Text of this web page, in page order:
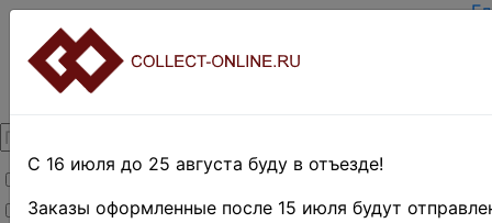
Товары со скидкой
Товары в наличии
С 16 июля до 25 августа буду в отъезде!
Заказы оформленные после 15 июля будут